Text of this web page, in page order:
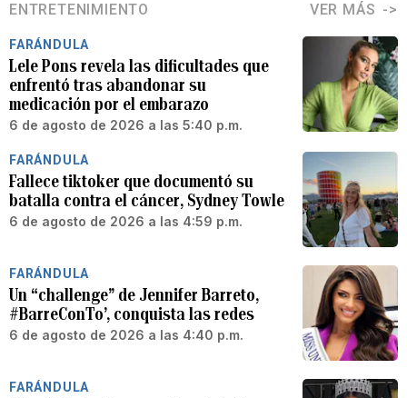
ENTRETENIMIENTO VER MÁS
FARÁNDULA
Lele Pons revela las dificultades que
enfrentó tras abandonar su
medicación por el embarazo
6 de agosto de 2026 a las 5:40 p.m.
FARÁNDULA
Fallece tiktoker que documentó su
batalla contra el cáncer, Sydney Towle
6 de agosto de 2026 a las 4:59 p.m.
FARÁNDULA
Un “challenge” de Jennifer Barreto,
#BarreConTo’, conquista las redes
6 de agosto de 2026 a las 4:40 p.m.
FARÁNDULA